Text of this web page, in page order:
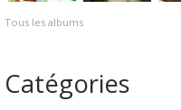
Tous les albums
Catégories